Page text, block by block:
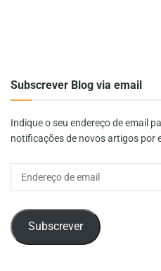
Subscrever Blog via email
Indique o seu endereço de email
notificações de novos artigos por
Subscrever